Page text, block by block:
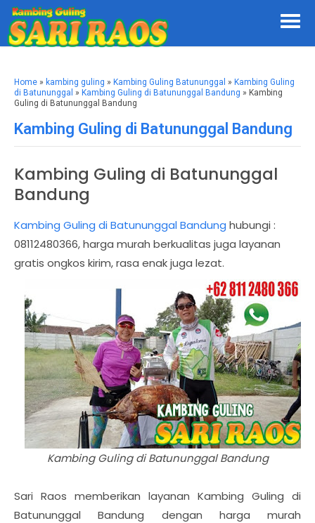
Home » kambing guling » Kambing Guling Batununggal » Kambing Guling
di Batununggal » Kambing Guling di Batununggal Bandung » Kambing
Guling di Batununggal Bandung
Kambing Guling di Batununggal Bandung
Kambing Guling di Batununggal
Bandung
Kambing Guling di Batununggal Bandung hubungi :
08112480366, harga murah berkualitas juga layanan
gratis ongkos kirim, rasa enak juga lezat.
Kambing Guling di Batununggal Bandung
Sari Raos memberikan layanan Kambing Guling di
Batununggal Bandung dengan harga murah